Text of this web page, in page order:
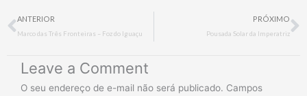
Prev
ANTERIOR
Marco das Três Fronteiras – Foz do Iguaçu
PRÓXIMO
Pousada Solar da Imperatriz
Leave a Comment
O seu endereço de e-mail não será publicado. Campos